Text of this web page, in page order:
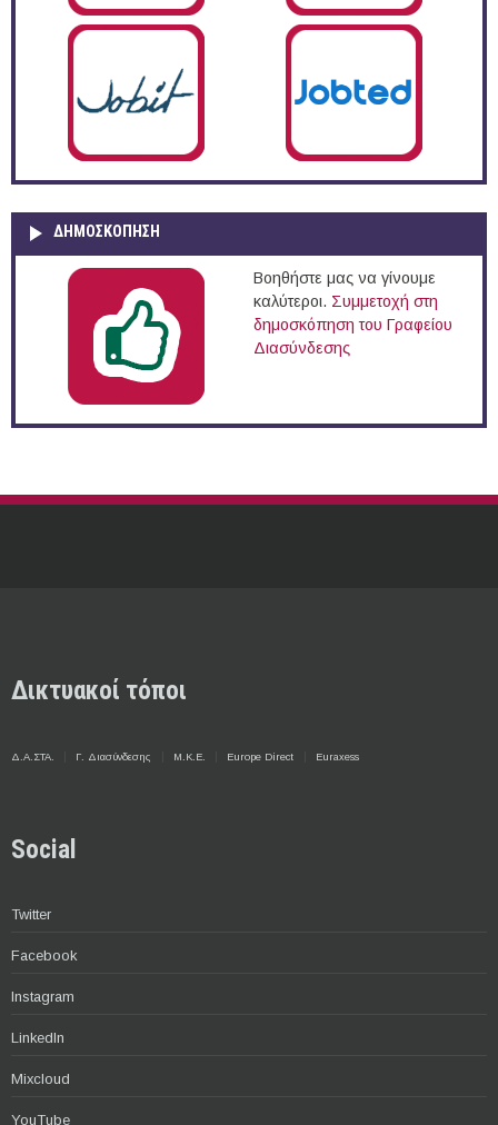
ΔΗΜΟΣΚΌΠΗΣΗ
Βοηθήστε μας να γίνουμε
καλύτεροι. Συμμετοχή στη
δημοσκόπηση του Γραφείου
Διασύνδεσης
Δικτυακοί τόποι
Δ.Α.ΣΤΑ. Γ. Διασύνδεσης Μ.Κ.Ε. Europe Direct Euraxess
Social
Twitter
Facebook
Instagram
LinkedIn
Mixcloud
YouTube